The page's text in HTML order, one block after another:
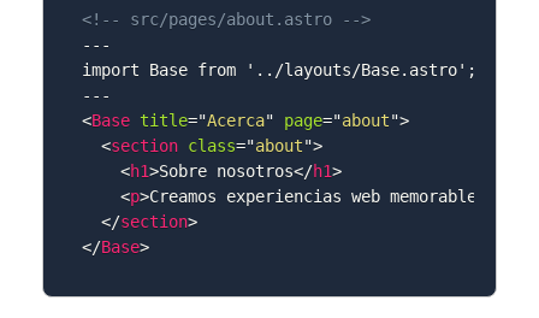
<!-- src/pages/about.astro -->
---
import Base from '../layouts/Base.astro';
<Base title="Acerca" page="about">
<section class="about">
<h1>Sobre nosotros</h1>
<p>Creamos experiencias web memorables.
</section>
</Base>